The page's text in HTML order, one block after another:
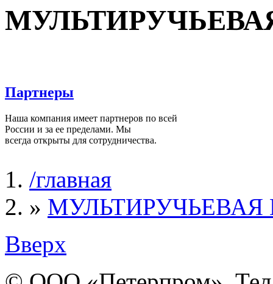
Партнеры
Наша компания имеет партнеров по всей
России и за ее пределами. Мы
всегда открыты для сотрудничества.
Вы здесь
/главная
» МУЛЬТИРУЧЬЕВАЯ
Вверх